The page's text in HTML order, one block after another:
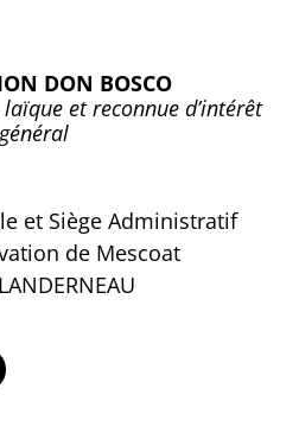
DON BOSCO
et reconnue d’intérêt
général
et Siège Administratif
de Mescoat